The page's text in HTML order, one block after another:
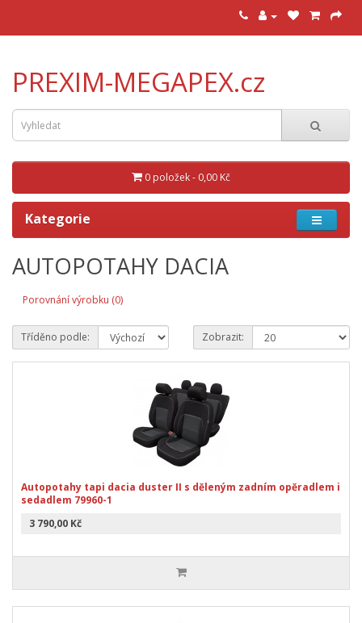
PREXIM-MEGAPEX.cz
0 položek - 0,00 Kč
Kategorie
AUTOPOTAHY DACIA
Porovnání výrobku (0)
Tříděno podle: Zobrazit:
Autopotahy tapi dacia duster II s děleným zadním opěradlem i
sedadlem 79960-1
3 790,00 Kč